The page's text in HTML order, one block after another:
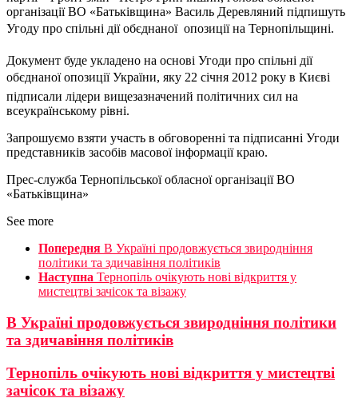
організації ВО «Батьківщина» Василь Деревляний підпишуть
Угоду про спільні дії обєднаної опозиції на Тернопільщині.
Документ буде укладено на основі Угоди про спільні дії
обєднаної опозиції України, яку 22 січня 2012 року в Києві
підписали лідери вищезазначений політичних сил на
всеукраїнському рівні.
Запрошуємо взяти участь в обговоренні та підписанні Угоди
представників засобів масової інформації краю.
Прес-служба Тернопільської обласної організації ВО
«Батьківщина»
See more
Попередня В Україні продовжується звиродніння
політики та здичавіння політиків
Наступна Тернопіль очікують нові відкриття у
мистецтві зачісок та візажу
В Україні продовжується звиродніння політики
та здичавіння політиків
Тернопіль очікують нові відкриття у мистецтві
зачісок та візажу